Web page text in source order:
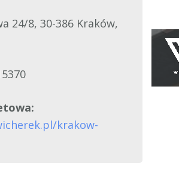
24/8, 30-386 Kraków,
krakow-